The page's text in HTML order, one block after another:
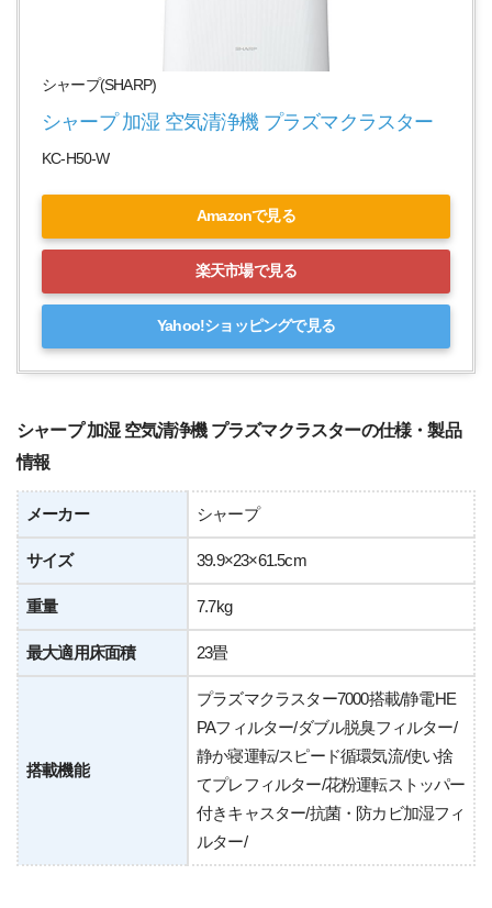
シャープ(SHARP)
シャープ 加湿 空気清浄機 プラズマクラスター
KC-H50-W
Amazonで見る
楽天市場で見る
Yahoo!ショッピングで見る
シャープ 加湿 空気清浄機 プラズマクラスターの仕様・製品
情報
メーカー シャープ
サイズ 39.9×23×61.5cm
重量 7.7kg
最大適用床面積 23畳
搭載機能
プラズマクラスター7000搭載/静電HE
PAフィルター/ダブル脱臭フィルター/
静か寝運転/スピード循環気流/使い捨
てプレフィルター/花粉運転ストッパー
付きキャスター/抗菌・防カビ加湿フィ
ルター/